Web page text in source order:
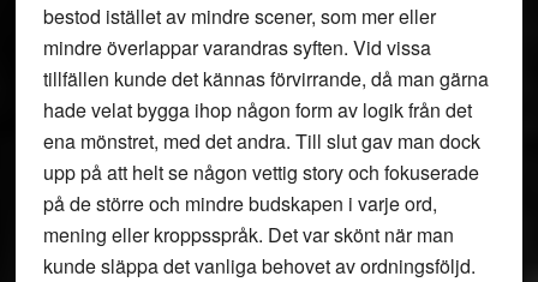
bestod istället av mindre scener, som mer eller
mindre överlappar varandras syften. Vid vissa
tillfällen kunde det kännas förvirrande, då man gärna
hade velat bygga ihop någon form av logik från det
ena mönstret, med det andra. Till slut gav man dock
upp på att helt se någon vettig story och fokuserade
på de större och mindre budskapen i varje ord,
mening eller kroppsspråk. Det var skönt när man
kunde släppa det vanliga behovet av ordningsföljd.